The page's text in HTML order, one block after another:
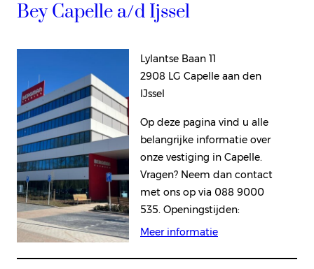
Bey Capelle a/d Ijssel
Lylantse Baan 11
2908 LG Capelle aan den
IJssel
Op deze pagina vind u alle
belangrijke informatie over
onze vestiging in Capelle.
Vragen? Neem dan contact
met ons op via 088 9000
535. Openingstijden:
Meer informatie